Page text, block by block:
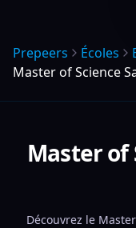
Prepeers Écoles
Master of Science
Master of
Découvrez le